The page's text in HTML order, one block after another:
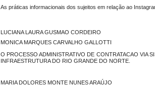
As práticas informacionais dos sujeitos em relação ao
LUCIANA LAURA GUSMAO CORDEIRO
MONICA MARQUES CARVALHO GALLOTTI
O PROCESSO ADMINISTRATIVO DE CONTRATACAO VIA
INFRAESTRUTURA DO RIO GRANDE DO NORTE.
MARIA DOLORES MONTE NUNES ARAÚJO